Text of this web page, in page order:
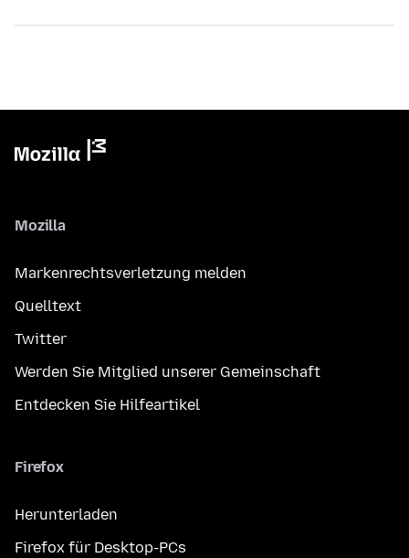
Mozilla
Markenrechtsverletzung melden
Quelltext
Twitter
Werden Sie Mitglied unserer Gemeinschaft
Entdecken Sie Hilfeartikel
Firefox
Herunterladen
Firefox für Desktop-PCs